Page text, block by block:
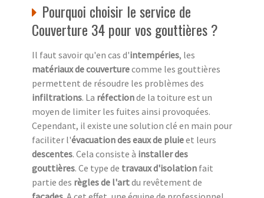
Pourquoi choisir le service de
Couverture 34 pour vos gouttières ?
Il faut savoir qu'en cas d'intempéries, les
matériaux de couverturecomme les gouttières
permettent de résoudre les problèmes des
infiltrations. La réfectionde la toiture est un
moyen de limiter les fuites ainsi provoquées.
Cependant, il existe une solution clé en main pour
faciliter l'évacuation des eaux de pluieet leurs
descentes. Cela consiste à installer des
gouttières. Ce type de travaux d'isolation fait
partie des règles de l'artdu revêtement de